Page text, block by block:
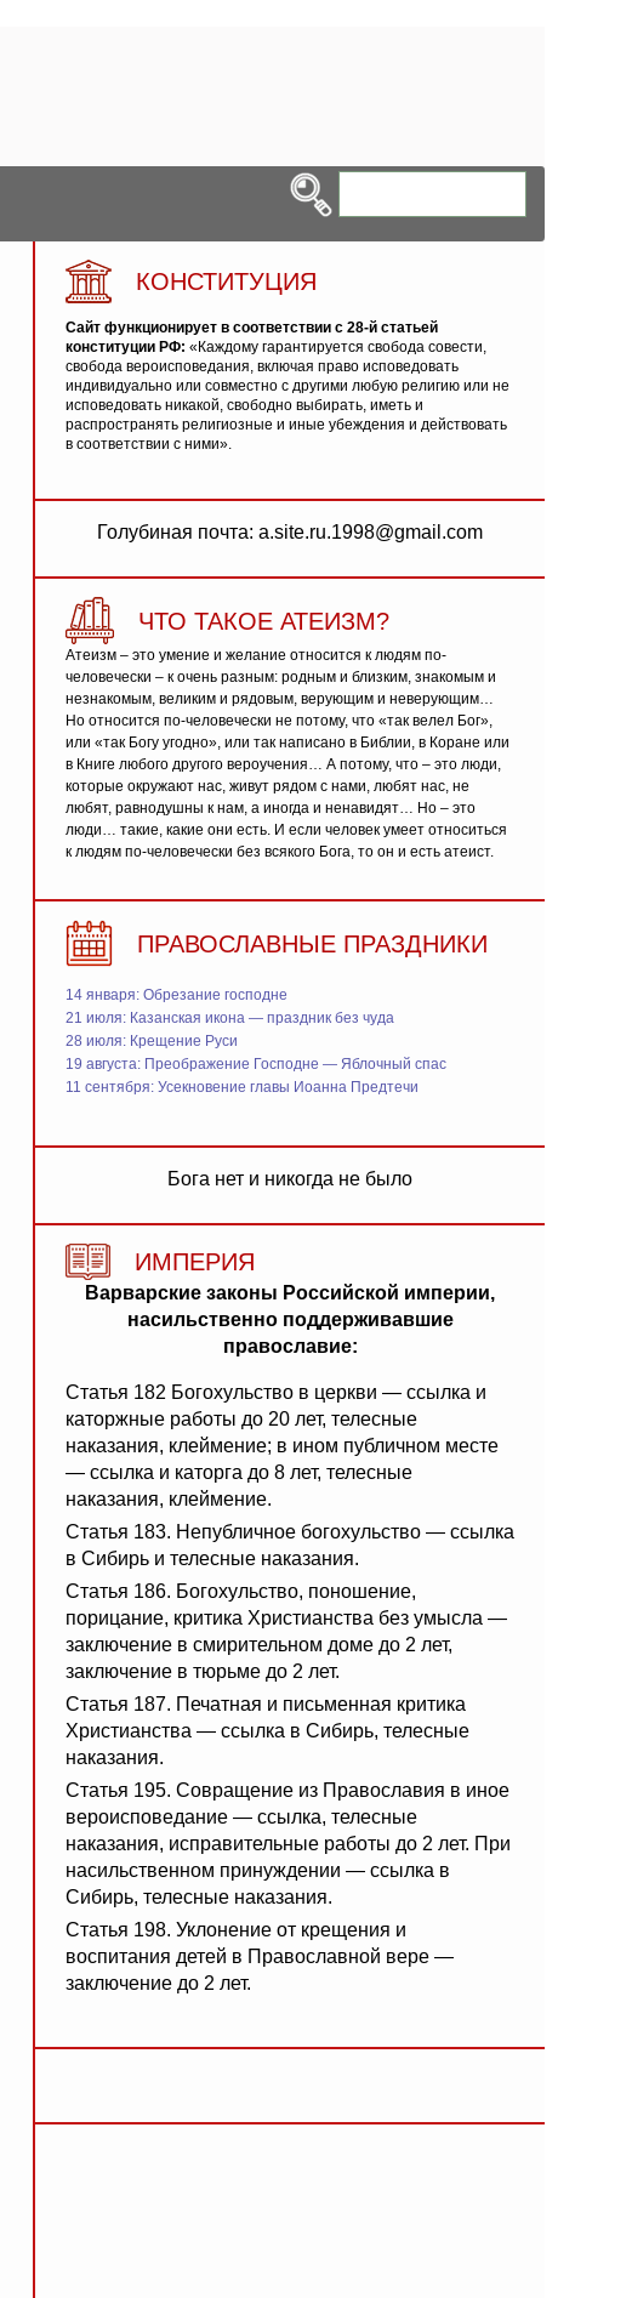
КОНСТИТУЦИЯ
Сайт функционирует в соответствии с 28-й статьей
конституции РФ: «Каждому гарантируется свобода совести,
свобода вероисповедания, включая право исповедовать
индивидуально или совместно с другими любую религию или не
исповедовать никакой, свободно выбирать, иметь и
распространять религиозные и иные убеждения и действовать
в соответствии с ними».
Голубиная почта: a.site.ru.1998@gmail.com
ЧТО ТАКОЕ АТЕИЗМ?
Атеизм – это умение и желание относится к людям по-
человечески – к очень разным: родным и близким, знакомым и
незнакомым, великим и рядовым, верующим и неверующим…
Но относится по-человечески не потому, что «так велел Бог»,
или «так Богу угодно», или так написано в Библии, в Коране или
в Книге любого другого вероучения… А потому, что – это люди,
которые окружают нас, живут рядом с нами, любят нас, не
любят, равнодушны к нам, а иногда и ненавидят… Но – это
люди… такие, какие они есть. И если человек умеет относиться
к людям по-человечески без всякого Бога, то он и есть атеист.
ПРАВОСЛАВНЫЕ ПРАЗДНИКИ
14 января: Обрезание господне
21 июля: Казанская икона — праздник без чуда
28 июля: Крещение Руси
19 августа: Преображение Господне — Яблочный спас
11 сентября: Усекновение главы Иоанна Предтечи
Бога нет и никогда не было
ИМПЕРИЯ
Варварские законы Российской империи,
насильственно поддерживавшие
православие:
Статья 182 Богохульство в церкви — ссылка и
каторжные работы до 20 лет, телесные
наказания, клеймение; в ином публичном месте
— ссылка и каторга до 8 лет, телесные
наказания, клеймение.
Статья 183. Непубличное богохульство — ссылка
в Сибирь и телесные наказания.
Статья 186. Богохульство, поношение,
порицание, критика Христианства без умысла —
заключение в смирительном доме до 2 лет,
заключение в тюрьме до 2 лет.
Статья 187. Печатная и письменная критика
Христианства — ссылка в Сибирь, телесные
наказания.
Статья 195. Совращение из Православия в иное
вероисповедание — ссылка, телесные
наказания, исправительные работы до 2 лет. При
насильственном принуждении — ссылка в
Сибирь, телесные наказания.
Статья 198. Уклонение от крещения и
воспитания детей в Православной вере —
заключение до 2 лет.